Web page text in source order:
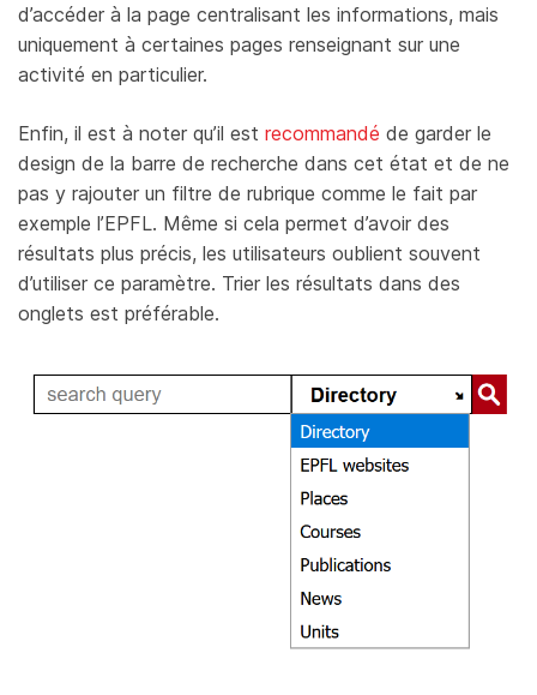
d’accéder à la page centralisant les informations, mais
uniquement à certaines pages renseignant sur une
activité en particulier.
Enfin, il est à noter qu’il est recommandé de garder le
design de la barre de recherche dans cet état et de ne
pas y rajouter un filtre de rubrique comme le fait par
exemple l’EPFL. Même si cela permet d’avoir des
résultats plus précis, les utilisateurs oublient souvent
d’utiliser ce paramètre. Trier les résultats dans des
onglets est préférable.